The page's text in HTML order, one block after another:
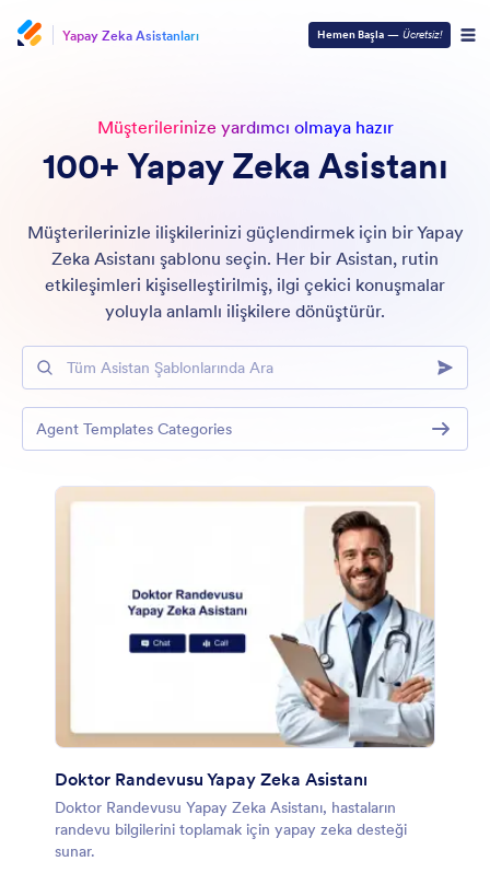
Yapay Zeka Asistanları Hemen Başla — Ücretsiz!
Müşterilerinize yardımcı olmaya hazır
100+ Yapay Zeka Asistanı
Müşterilerinizle ilişkilerinizi güçlendirmek için bir Yapay
Zeka Asistanı şablonu seçin. Her bir Asistan, rutin
etkileşimleri kişiselleştirilmiş, ilgi çekici konuşmalar
yoluyla anlamlı ilişkilere dönüştürür.
Tüm Asistan Şablonlarında Ara
Doktor Randevusu Yapay Zeka Asistanı
Doktor Randevusu Yapay Zeka Asistanı, hastaların
randevu bilgilerini toplamak için yapay zeka desteği
sunar.
Agent Templates Categories